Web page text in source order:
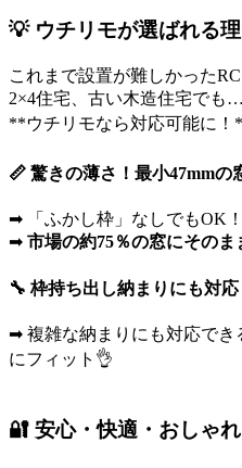
💡 ウチリモが選ばれる
これまで設置が難しかった
2×4住宅、古い木造住宅でも…
**ウチリモなら対応可能に！
📏 驚きの薄さ！最小47mmの
➡ 「ふかし枠」なしでもOK！
➡ 市場の約75％の窓にそのま
🔧 枠持ち出し納まりにも対応
➡ 複雑な納まりにも対応でき
にフィット👌
🔐 安心・快適・おしゃ